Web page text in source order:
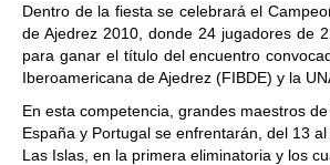
Dentro de la fiesta se celebrará el
de Ajedrez 2010, donde 24 jugadores de
para ganar el título del encuentro
Iberoamericana de Ajedrez (FIBDE) y la
En esta competencia, grandes maestros de
España y Portugal se enfrentarán, del 13
Las Islas, en la primera eliminatoria y los